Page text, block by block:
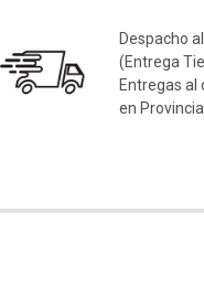
Despacho
(Entrega
Entregas al
en